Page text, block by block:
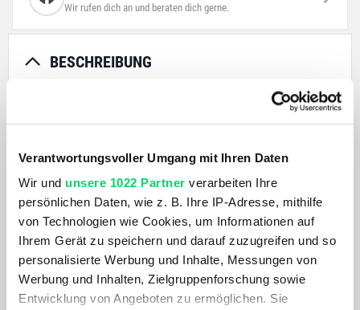
Verantwortungsvoller Umgang mit Ihren Daten
Wir und unsere 1022 Partner verarbeiten Ihre
persönlichen Daten, wie z. B. Ihre IP-Adresse, mithilfe
von Technologien wie Cookies, um Informationen auf
Ihrem Gerät zu speichern und darauf zuzugreifen und so
personalisierte Werbung und Inhalte, Messungen von
Werbung und Inhalten, Zielgruppenforschung sowie
Entwicklung von Angeboten zu ermöglichen. Sie
Wir rufen dich an und beraten dich gerne.
BESCHREIBUNG
durch das sich die Schulterbreite des Trägers individuell
anpasst. Die Nummer eins für alle, die in Sachen
Tragekomfort und Rückenbelüftung keine Kompromisse
eingehen.
PRODUKTDETAILS
AKTUELL BELIEBT